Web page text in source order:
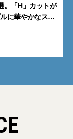
。「H」カットが
に華やかなス